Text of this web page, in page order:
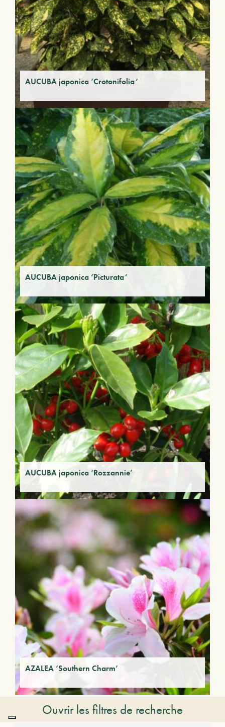
AUCUBA japonica ‘Crotonifolia’
AUCUBA japonica ‘Picturata’
AUCUBA japonica ‘Rozzannie’
AZALEA ‘Southern Charm’
Ouvrir les filtres de recherche